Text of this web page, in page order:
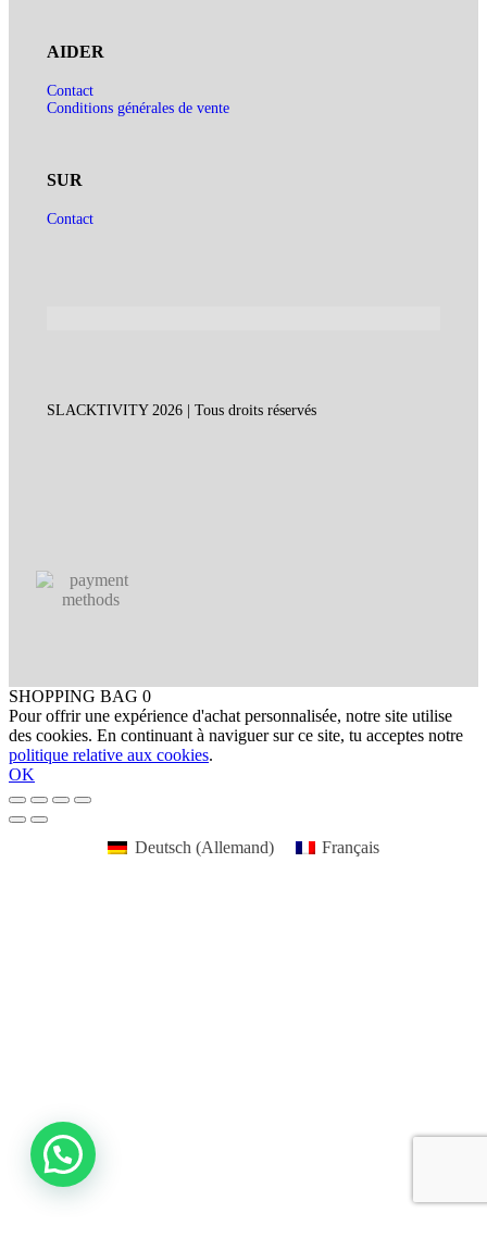
AIDER
Contact
Conditions générales de vente
SUR
Contact
SLACKTIVITY 2026 | Tous droits réservés
SHOPPING BAG 0
Pour offrir une expérience d'achat personnalisée, notre site utilise
des cookies. En continuant à naviguer sur ce site, tu acceptes notre
politique relative aux cookies.
OK
Deutsch (Allemand) Français